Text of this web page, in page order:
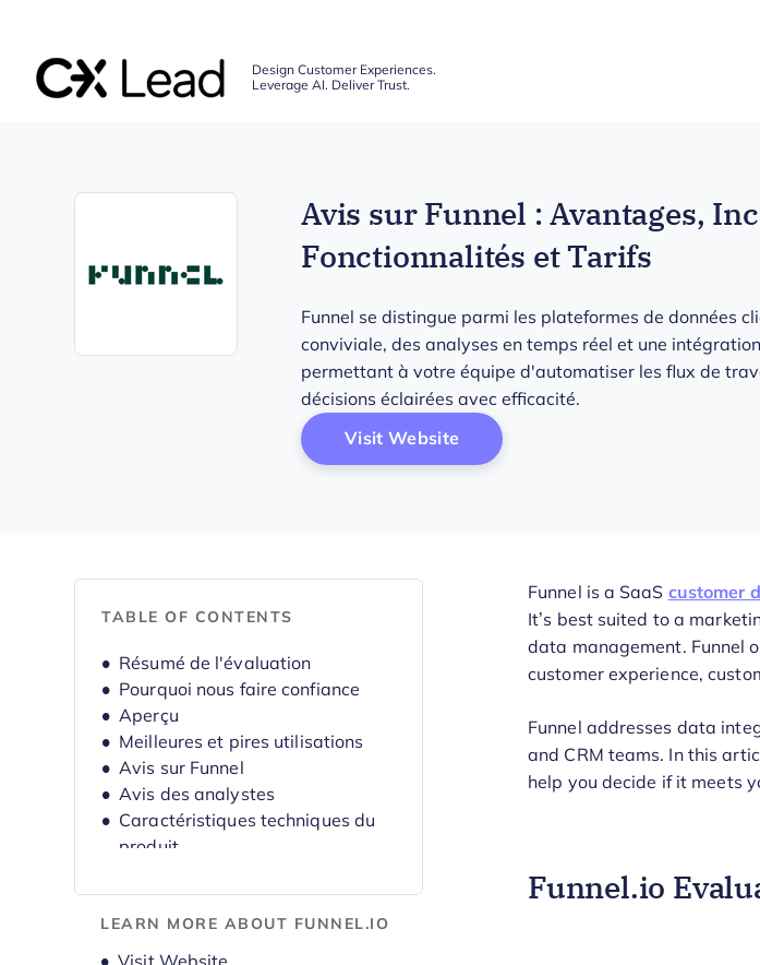
Design Customer Experiences.
Leverage AI. Deliver Trust.
Avis sur Funnel : Avantages,
Fonctionnalités et Tarifs
Funnel se distingue parmi les plateformes de données
conviviale, des analyses en temps réel et une
permettant à votre équipe d'automatiser les flux de
décisions éclairées avec efficacité.
Visit Website Opens New Window
TABLE OF CONTENTS
Résumé de l'évaluation
Pourquoi nous faire confiance
Aperçu
Meilleures et pires utilisations
Avis sur Funnel
Avis des analystes
Caractéristiques techniques du
produit
FAQ
Présentation et histoire de
l’entreprise
LEARN MORE ABOUT FUNNEL.IO
Visit Website
Opens new window
Funnel is a SaaS customer
It’s best suited to a
data management. Funnel
customer experience,
Funnel addresses data
and CRM teams. In this
help you decide if it meets
Funnel.io